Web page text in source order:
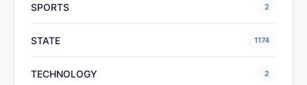
SPORTS 2
STATE 1174
TECHNOLOGY 2